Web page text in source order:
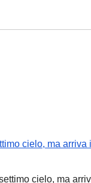
cielo, ma